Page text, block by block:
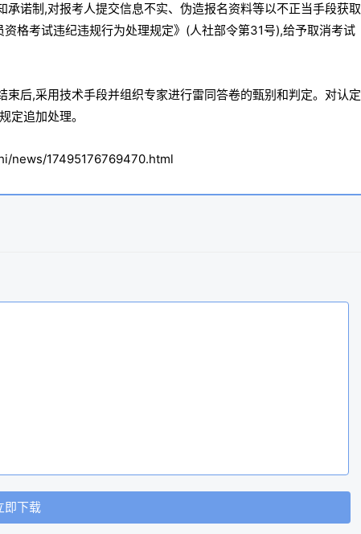
诺制,对报考人提交信息不实、伪造报名资料等以不正当手段获取
格考试违纪违规行为处理规定》(人社部令第31号),给予取消考试
后,采用技术手段并组织专家进行雷同答卷的甄别和判定。对认定
定追加处理。
news/17495176769470.html
即下载